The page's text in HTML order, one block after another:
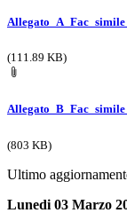
(111.89 KB)
(803 KB)
Ultimo
Lunedi 03 Marzo